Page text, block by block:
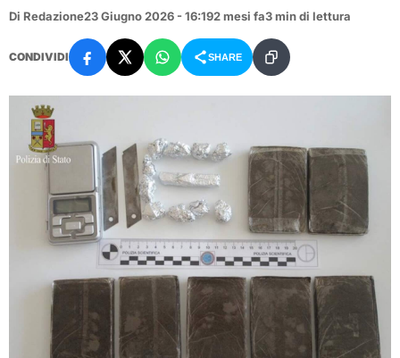
Di Redazione23 Giugno 2026 - 16:192 mesi fa3 min di lettura
CONDIVIDI SHARE